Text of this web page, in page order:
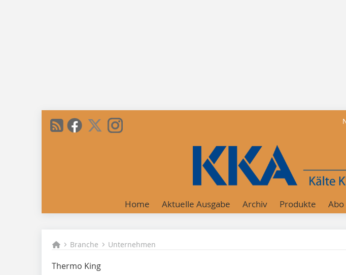
Home Aktuelle Ausgabe Archiv Produkte Abo
Branche Unternehmen
Thermo King